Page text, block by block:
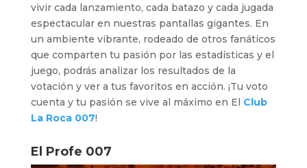
vivir cada lanzamiento, cada batazo y cada jugada
espectacular en nuestras pantallas gigantes. En
un ambiente vibrante, rodeado de otros fanáticos
que comparten tu pasión por las estadísticas y el
juego, podrás analizar los resultados de la
votación y ver a tus favoritos en acción. ¡Tu voto
cuenta y tu pasión se vive al máximo en El Club
La Roca 007!
El Profe 007